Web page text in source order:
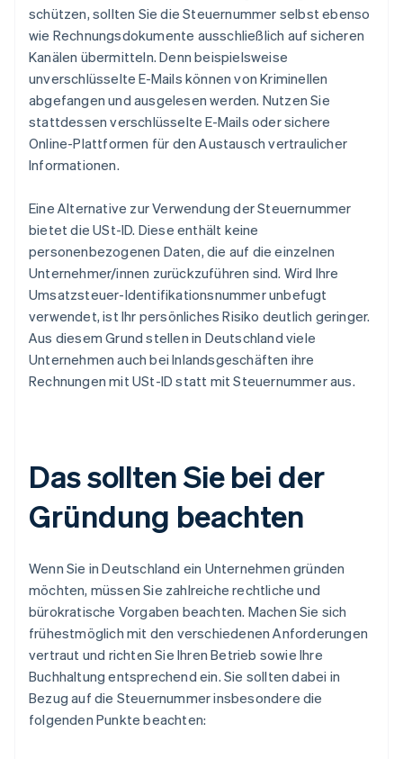
schützen, sollten Sie die Steuernummer selbst ebenso
wie Rechnungsdokumente ausschließlich auf sicheren
Kanälen übermitteln. Denn beispielsweise
unverschlüsselte E-Mails können von Kriminellen
abgefangen und ausgelesen werden. Nutzen Sie
stattdessen verschlüsselte E-Mails oder sichere
Online-Plattformen für den Austausch vertraulicher
Informationen.
Eine Alternative zur Verwendung der Steuernummer
bietet die USt-ID. Diese enthält keine
personenbezogenen Daten, die auf die einzelnen
Unternehmer/innen zurückzuführen sind. Wird Ihre
Umsatzsteuer-Identifikationsnummer unbefugt
verwendet, ist Ihr persönliches Risiko deutlich geringer.
Aus diesem Grund stellen in Deutschland viele
Unternehmen auch bei Inlandsgeschäften ihre
Rechnungen mit USt-ID statt mit Steuernummer aus.
Das sollten Sie bei der
Gründung beachten
Wenn Sie in Deutschland ein Unternehmen gründen
möchten, müssen Sie zahlreiche rechtliche und
bürokratische Vorgaben beachten. Machen Sie sich
frühestmöglich mit den verschiedenen Anforderungen
vertraut und richten Sie Ihren Betrieb sowie Ihre
Buchhaltung entsprechend ein. Sie sollten dabei in
Bezug auf die Steuernummer insbesondere die
folgenden Punkte beachten: